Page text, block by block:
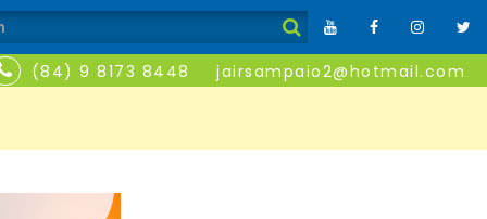
(84) 9 8173 8448 jairsampaio2@hotmail.com